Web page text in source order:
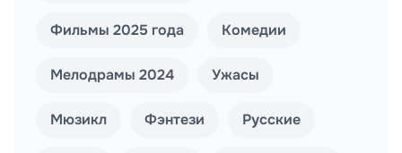
Фильмы 2025 года Комедии
Мелодрамы 2024 Ужасы
Мюзикл Фэнтези Русские